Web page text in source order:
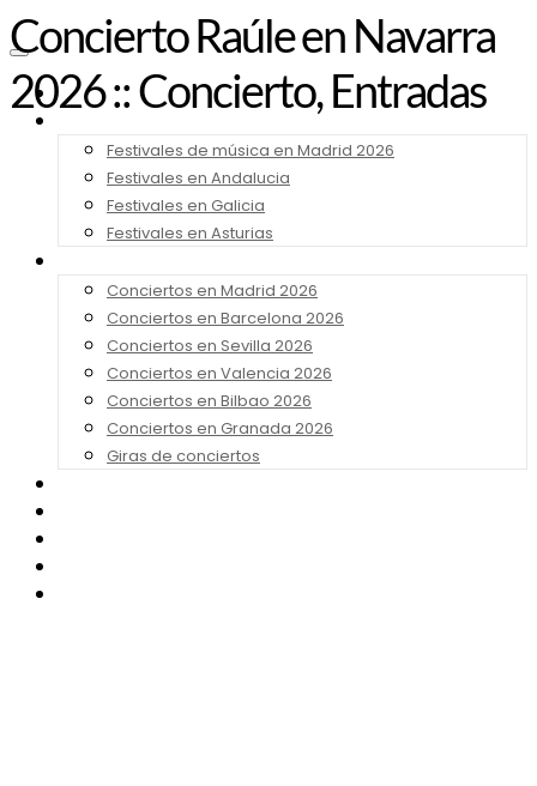
Noticias
Festivales de música en Madrid 2026
Festivales en Andalucia
Festivales en Galicia
Festivales en Asturias
Conciertos en Madrid 2026
Conciertos en Barcelona 2026
Conciertos en Sevilla 2026
Conciertos en Valencia 2026
Conciertos en Bilbao 2026
Conciertos en Granada 2026
Giras de conciertos
Concierto Raúle en Navarra
2026 :: Concierto, Entradas